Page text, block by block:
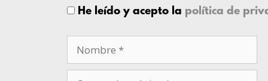
He leído y acepto la política de